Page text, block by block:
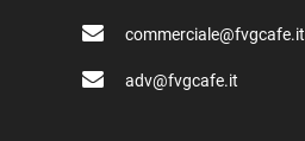
commerciale@fvgcafe.it
adv@fvgcafe.it